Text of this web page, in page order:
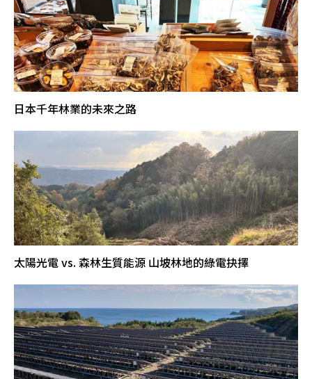
日本千年林業的未來之路
太陽光電 vs. 森林生質能源 山坡林地的綠電抉擇